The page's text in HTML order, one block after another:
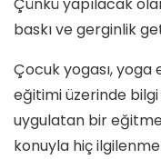
baskı ve gerginlik
Çocuk yogası, yoga
eğitimi üzerinde
uygulatan bir
konuyla hiç